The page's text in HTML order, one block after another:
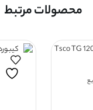
محصولات مرتبط